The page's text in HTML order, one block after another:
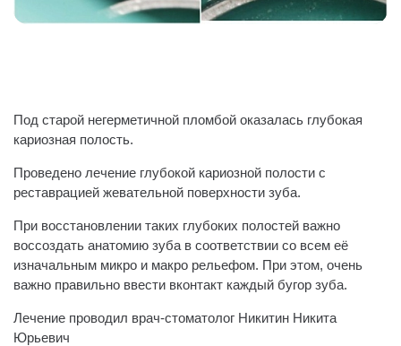
Под старой негерметичной пломбой оказалась глубокая
кариозная полость.
Проведено лечение глубокой кариозной полости с
реставрацией жевательной поверхности зуба.
При восстановлении таких глубоких полостей важно
воссоздать анатомию зуба в соответствии со всем её
изначальным микро и макро рельефом. При этом, очень
важно правильно ввести вконтакт каждый бугор зуба.
Лечение проводил врач-стоматолог Никитин Никита
Юрьевич